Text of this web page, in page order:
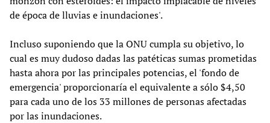
de época de lluvias e inundaciones'.
Incluso suponiendo que la ONU cumpla su objetivo, lo
cual es muy dudoso dadas las patéticas sumas prometidas
hasta ahora por las principales potencias, el 'fondo de
emergencia' proporcionaría el equivalente a sólo $4,50
para cada uno de los 33 millones de personas afectadas
por las inundaciones.